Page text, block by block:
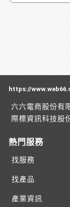
https://
六六電商股份有
際標資訊科技股
熱門服務
找服務
找產品
產業資訊